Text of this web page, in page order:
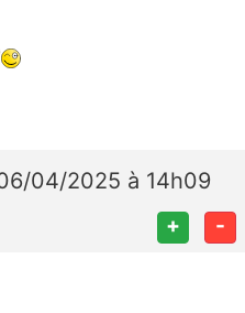
04/2025 à 14h09
+ -